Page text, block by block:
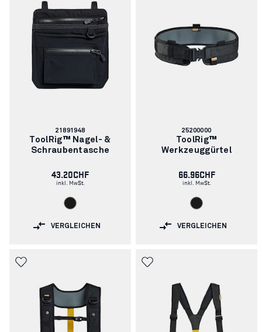
Artikelnummer:
21891948
ToolRig™ Nagel- &
Schraubentasche
43.20CHF
inkl. MwSt.
VERGLEICHEN
Artikelnummer:
25200000
ToolRig™
Werkzeuggürtel
66.96CHF
inkl. MwSt.
VERGLEICHEN